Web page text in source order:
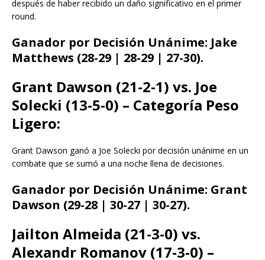
después de haber recibido un daño significativo en el primer
round.
Ganador por Decisión Unánime: Jake
Matthews (28-29 | 28-29 | 27-30).
Grant Dawson (21-2-1) vs. Joe
Solecki (13-5-0) – Categoría Peso
Ligero:
Grant Dawson ganó a Joe Solecki por decisión unánime en un
combate que se sumó a una noche llena de decisiones.
Ganador por Decisión Unánime: Grant
Dawson (29-28 | 30-27 | 30-27).
Jailton Almeida (21-3-0) vs.
Alexandr Romanov (17-3-0) –